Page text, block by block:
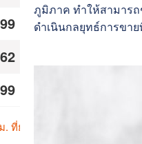
ภูมิภาค ทำให้สามารถ
ดำเนินกลยุทธ์การขา